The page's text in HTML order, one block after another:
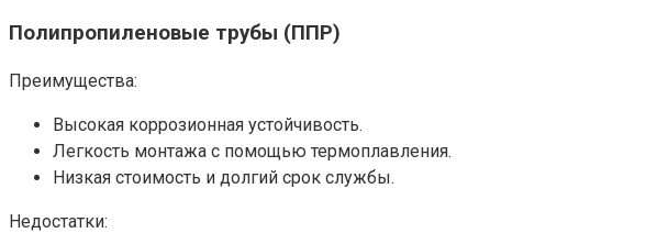
Полипропиленовые трубы (ППР)
Преимущества:
Высокая коррозионная устойчивость.
Легкость монтажа с помощью термоплавления.
Низкая стоимость и долгий срок службы.
Недостатки: